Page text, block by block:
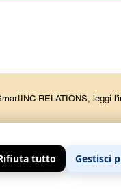
RELATIONS, leggi
tutto Gestisci